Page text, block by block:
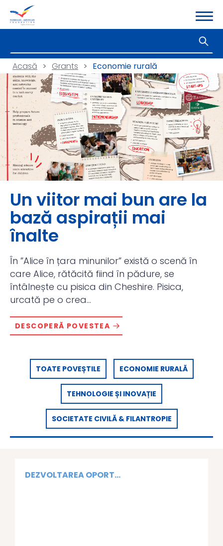
Acasă > Grants > Economie rurală
Un viitor mai bun are la
bază aspirații mai
înalte
În ”Alice în țara minunilor” există o scenă în
care Alice, rătăcită fiind în pădure, se
întâlnește cu pisica din Cheshire. Pisica,
urcată pe o crea...
DESCOPERĂ POVESTEA
TOATE POVEȘTILE ECONOMIE RURALĂ
TEHNOLOGIE ȘI INOVAȚIE
SOCIETATE CIVILĂ & FILANTROPIE
DEZVOLTAREA OPORT...